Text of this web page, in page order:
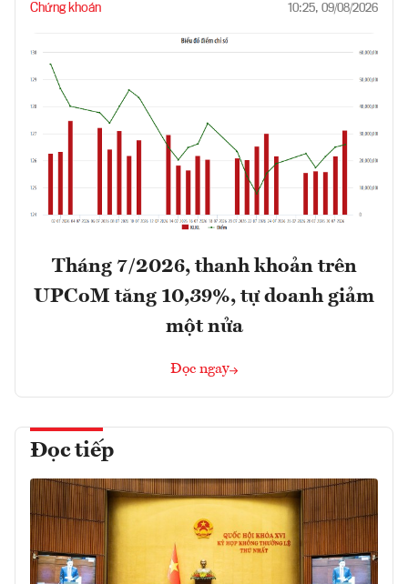
Chứng khoán 10:25, 09/08/2026
Tháng 7/2026, thanh khoản trên
UPCoM tăng 10,39%, tự doanh giảm
một nửa
Đọc ngay
Đọc tiếp